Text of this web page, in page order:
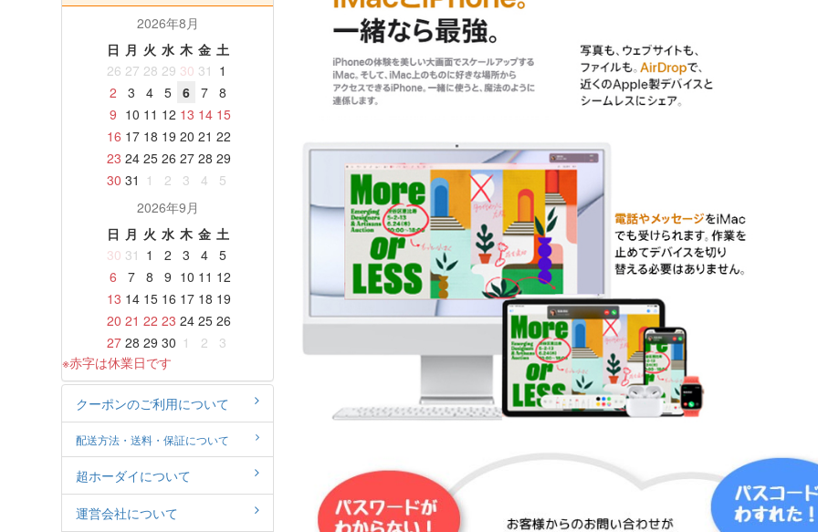
2026年8月
日 月 火 水 木 金 土
26 27 28 29 30 31 1
2
3 4 5 6 7
8
9 10 11 12 13 14 15
16 17 18 19 20 21 22
23 24 25 26 27 28 29
30 31 1 2 3 4
5
2026年9月
日 月 火 水 木 金 土
30 31 1 2 3 4
5
6
7 8 9 10 11 12
13 14 15 16 17 18 19
20 21 22 23 24 25 26
27 28 29 30 1 2
3
※赤字は休業日です
クーポンのご利用について
配送方法・送料・保証について
超ホーダイについて
運営会社について